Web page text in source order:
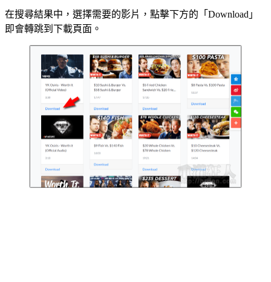
在搜尋結果中，選擇需要的影片，點擊下方的「Download」
即會轉跳到下載頁面。